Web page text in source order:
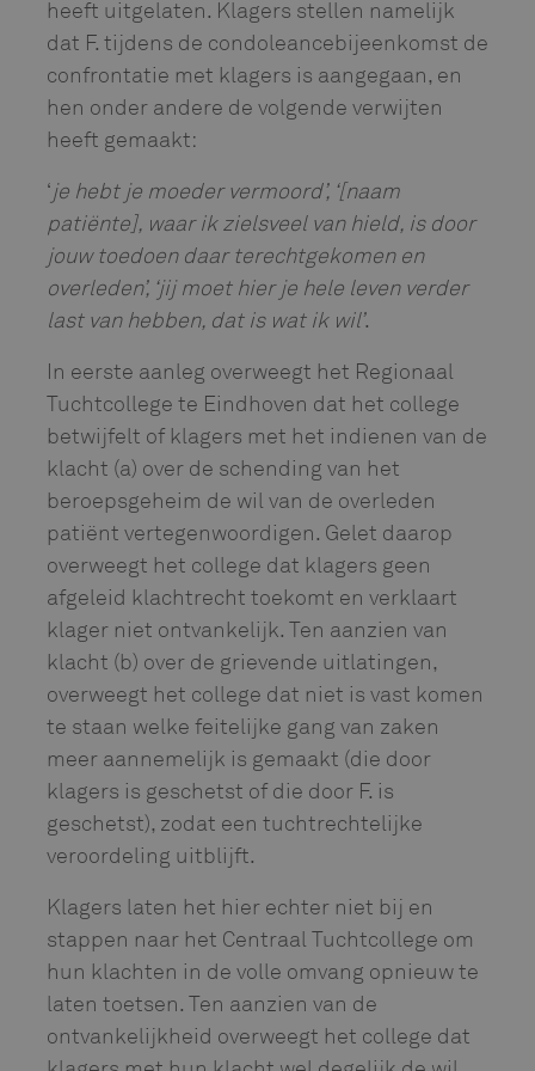
heeft uitgelaten. Klagers stellen namelijk
dat F. tijdens de condoleancebijeenkomst de
confrontatie met klagers is aangegaan, en
hen onder andere de volgende verwijten
heeft gemaakt:
‘je hebt je moeder vermoord’, ‘[naam
patiënte], waar ik zielsveel van hield, is door
jouw toedoen daar terechtgekomen en
overleden’, ‘jij moet hier je hele leven verder
last van hebben, dat is wat ik wil’.
In eerste aanleg overweegt het Regionaal
Tuchtcollege te Eindhoven dat het college
betwijfelt of klagers met het indienen van de
klacht (a) over de schending van het
beroepsgeheim de wil van de overleden
patiënt vertegenwoordigen. Gelet daarop
overweegt het college dat klagers geen
afgeleid klachtrecht toekomt en verklaart
klager niet ontvankelijk. Ten aanzien van
klacht (b) over de grievende uitlatingen,
overweegt het college dat niet is vast komen
te staan welke feitelijke gang van zaken
meer aannemelijk is gemaakt (die door
klagers is geschetst of die door F. is
geschetst), zodat een tuchtrechtelijke
veroordeling uitblijft.
Klagers laten het hier echter niet bij en
stappen naar het Centraal Tuchtcollege om
hun klachten in de volle omvang opnieuw te
laten toetsen. Ten aanzien van de
ontvankelijkheid overweegt het college dat